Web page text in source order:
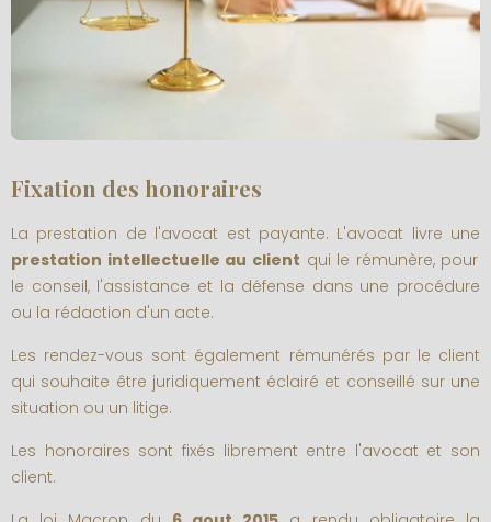
Fixation des honoraires
La prestation de l'avocat est payante. L'avocat livre une
prestation intellectuelle au client qui le rémunère, pour
le conseil, l'assistance et la défense dans une procédure
ou la rédaction d'un acte.
Les rendez-vous sont également rémunérés par le client
qui souhaite être juridiquement éclairé et conseillé sur une
situation ou un litige.
Les honoraires sont fixés librement entre l'avocat et son
client.